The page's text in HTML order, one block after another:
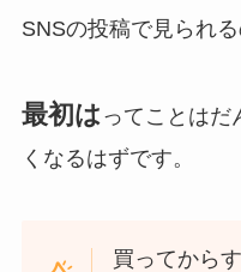
SNSの投稿で見られる
最初はってことはだ
くなるはずです。
買ってから